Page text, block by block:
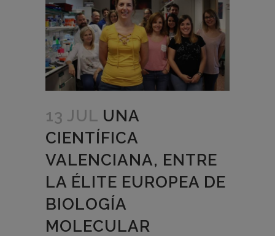
13 JUL UNA
CIENTÍFICA
VALENCIANA, ENTRE
LA ÉLITE EUROPEA DE
BIOLOGÍA
MOLECULAR